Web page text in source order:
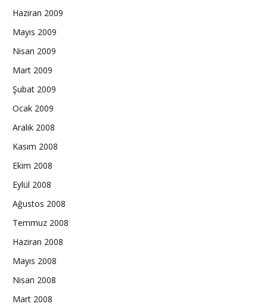
Haziran 2009
Mayıs 2009
Nisan 2009
Mart 2009
Şubat 2009
Ocak 2009
Aralık 2008
Kasım 2008
Ekim 2008
Eylül 2008
Ağustos 2008
Temmuz 2008
Haziran 2008
Mayıs 2008
Nisan 2008
Mart 2008